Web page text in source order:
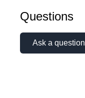
Questions
Ask a question